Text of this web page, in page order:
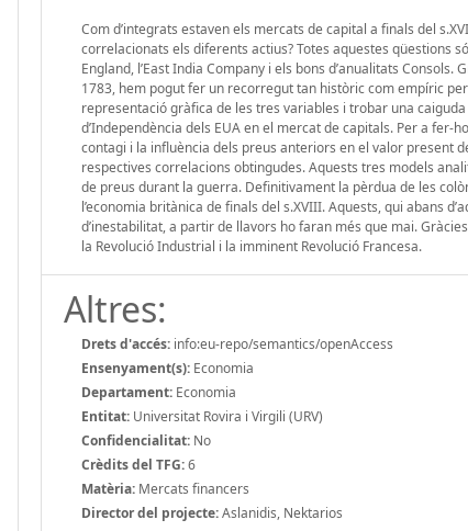
Com d’integrats estaven els mercats de capital a finals del
correlacionats els diferents actius? Totes aquestes qüestions
England, l’East India Company i els bons d’anualitats
1783, hem pogut fer un recorregut tan històric com empíric
representació gràfica de les tres variables i trobar una
d’Independència dels EUA en el mercat de capitals. Per a
contagi i la influència dels preus anteriors en el valor present
respectives correlacions obtingudes. Aquests tres models
de preus durant la guerra. Definitivament la pèrdua de les
l’economia britànica de finals del s.XVIII. Aquests, qui abans
d’inestabilitat, a partir de llavors ho faran més que mai.
la Revolució Industrial i la imminent Revolució Francesa.
Altres:
Drets d'accés: info:eu-repo/semantics/openAccess
Ensenyament(s): Economia
Departament: Economia
Entitat: Universitat Rovira i Virgili (URV)
Confidencialitat: No
Crèdits del TFG:6
Matèria: Mercats financers
Director del projecte:Aslanidis, Nektarios